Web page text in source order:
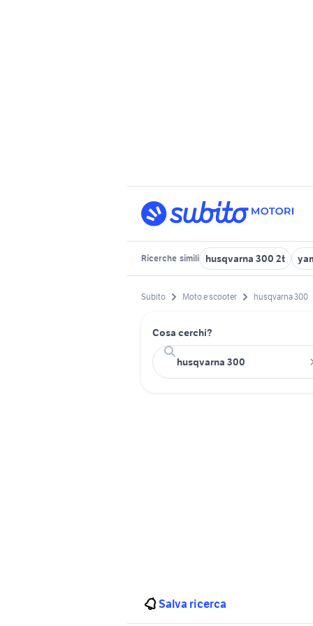
Ricerche simili husqvarna 300 2t
Subito Moto e scooter husqvarna 300
Cosa cerchi?
Salva ricerca